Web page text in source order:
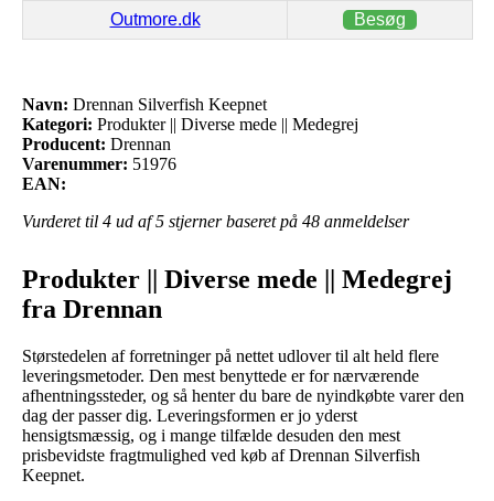
Outmore.dk Besøg
Navn: Drennan Silverfish Keepnet
Kategori: Produkter || Diverse mede || Medegrej
Producent: Drennan
Varenummer: 51976
EAN:
Vurderet til 4 ud af 5 stjerner baseret på 48 anmeldelser
Produkter || Diverse mede || Medegrej
fra Drennan
Størstedelen af forretninger på nettet udlover til alt held flere
leveringsmetoder. Den mest benyttede er for nærværende
afhentningssteder, og så henter du bare de nyindkøbte varer den
dag der passer dig. Leveringsformen er jo yderst
hensigtsmæssig, og i mange tilfælde desuden den mest
prisbevidste fragtmulighed ved køb af Drennan Silverfish
Keepnet.